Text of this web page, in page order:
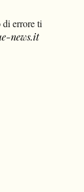
errore ti
news.it